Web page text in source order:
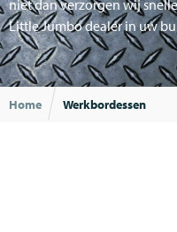
niet dan verzorgen wij
Little Jumbo dealer in uw
Home Werkbordessen